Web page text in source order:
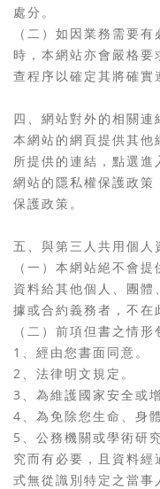
處分。
（二）如因業務需要
時，本網站亦會嚴格要
查程序以確定其將確實
四、網站對外的相關連
本網站的網頁提供其
所提供的連結，點選
網站的隱私權保護政策
保護政策。
五、與第三人共用個人
（一）本網站絕不會
資料給其他個人、團
據或合約義務者，不在
（二）前項但書之情形
1、經由您書面同意。
2、法律明文規定。
3、為維護國家安全或
4、為免除您生命、身
5、公務機關或學術研
究而有必要，且資料
式無從識別特定之當事